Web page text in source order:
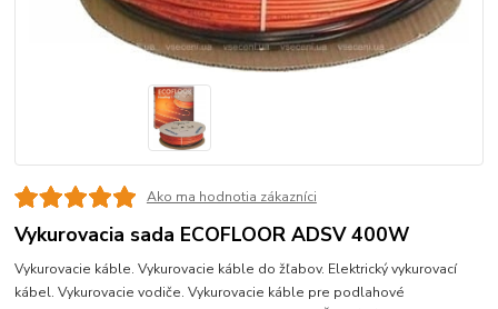
Ako ma hodnotia zákazníci
Vykurovacia sada ECOFLOOR ADSV 400W
Vykurovacie káble. Vykurovacie káble do žľabov. Elektrický vykurovací
kábel. Vykurovacie vodiče. Vykurovacie káble pre podlahové